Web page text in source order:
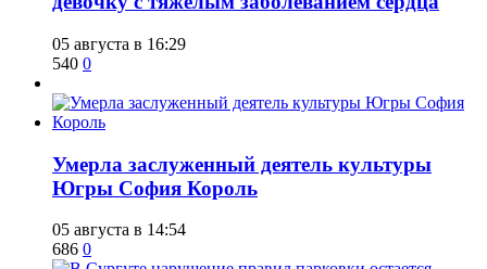
05 августа в 16:29
540 0
​Умерла заслуженный деятель культуры
Югры София Король
05 августа в 14:54
686 0